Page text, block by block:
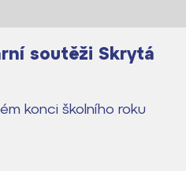
soutěži Skrytá
konci školního roku